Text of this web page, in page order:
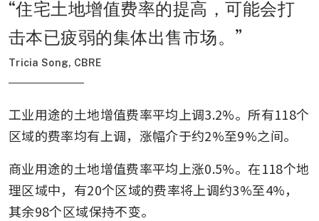
“住宅土地增值费率的提高，可能会打
击本已疲弱的集体出售市场。 ”
Tricia Song, CBRE
工业用途的土地增值费率平均上调3.2%。所有118个
区域的费率均有上调，涨幅介于约2%至9%之间。
商业用途的土地增值费率平均上涨0.5%。在118个地
理区域中，有20个区域的费率将上调约3%至4%，
其余98个区域保持不变。